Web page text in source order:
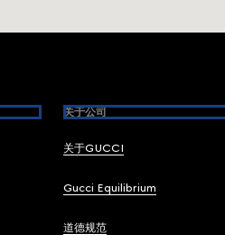
关于公司
关于GUCCI
Gucci Equilibrium
道德规范